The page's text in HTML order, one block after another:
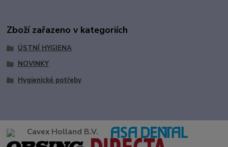
Zboží zařazeno v kategoriích
ÚSTNÍ HYGIENA
NOVINKY
Hygienické potřeby
Cavex Holland B.V.